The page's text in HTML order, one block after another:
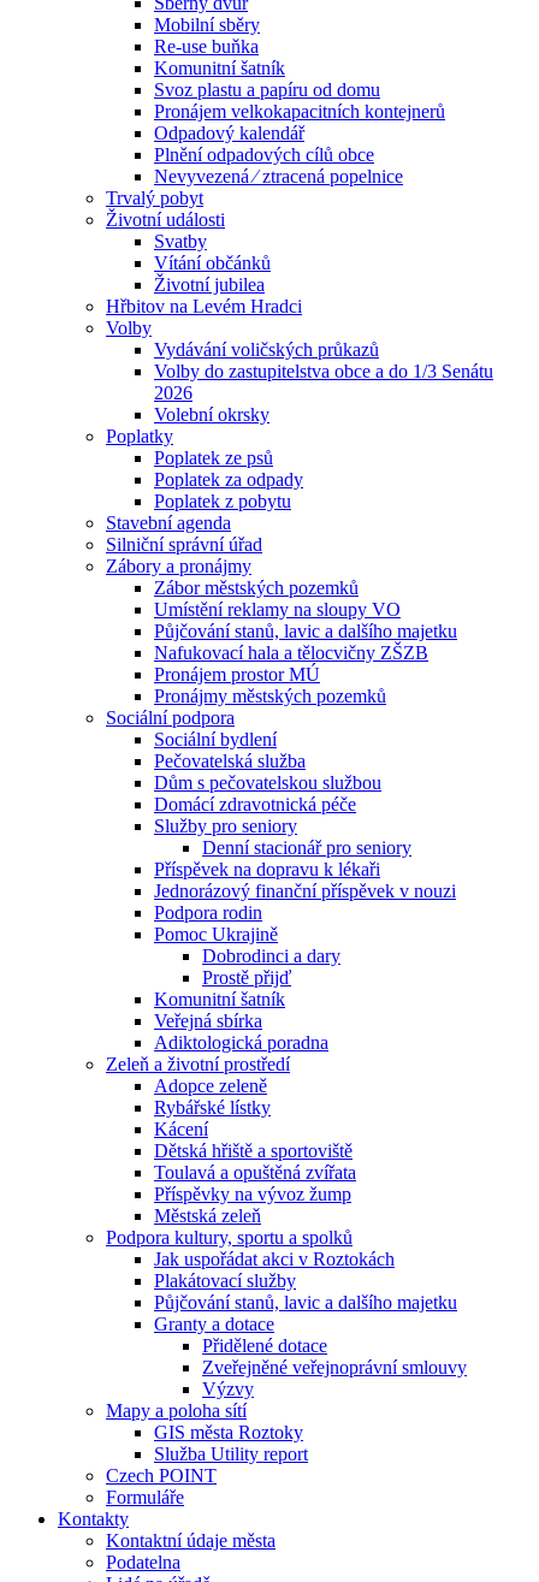
Mobilní sběry
Re-use buňka
Komunitní šatník
Svoz plastu a papíru od domu
Pronájem velkokapacitních kontejnerů
Odpadový kalendář
Plnění odpadových cílů obce
Nevyvezená ⁄ ztracená popelnice
Trvalý pobyt
Životní události
Svatby
Vítání občánků
Životní jubilea
Hřbitov na Levém Hradci
Volby
Vydávání voličských průkazů
Volby do zastupitelstva obce a do 1/3 Senátu
2026
Volební okrsky
Poplatky
Poplatek ze psů
Poplatek za odpady
Poplatek z pobytu
Stavební agenda
Silniční správní úřad
Zábory a pronájmy
Zábor městských pozemků
Umístění reklamy na sloupy VO
Půjčování stanů, lavic a dalšího majetku
Nafukovací hala a tělocvičny ZŠZB
Pronájem prostor MÚ
Pronájmy městských pozemků
Sociální podpora
Sociální bydlení
Pečovatelská služba
Dům s pečovatelskou službou
Domácí zdravotnická péče
Služby pro seniory
Denní stacionář pro seniory
Příspěvek na dopravu k lékaři
Jednorázový finanční příspěvek v nouzi
Podpora rodin
Pomoc Ukrajině
Dobrodinci a dary
Prostě přijď
Komunitní šatník
Veřejná sbírka
Adiktologická poradna
Zeleň a životní prostředí
Adopce zeleně
Rybářské lístky
Kácení
Dětská hřiště a sportoviště
Toulavá a opuštěná zvířata
Příspěvky na vývoz žump
Městská zeleň
Podpora kultury, sportu a spolků
Jak uspořádat akci v Roztokách
Plakátovací služby
Půjčování stanů, lavic a dalšího majetku
Granty a dotace
Přidělené dotace
Zveřejněné veřejnoprávní smlouvy
Výzvy
Mapy a poloha sítí
GIS města Roztoky
Služba Utility report
Czech POINT
Formuláře
Kontakty
Kontaktní údaje města
Podatelna